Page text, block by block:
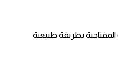
المفتاحية بطريقة طبيعية